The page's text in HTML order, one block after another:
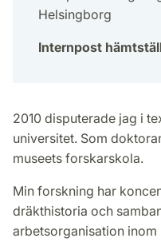
Helsingborg
Internpost
2010 disputerade jag i
universitet. Som
museets forskarskola.
Min forskning har
dräkthistoria och
arbetsorganisation